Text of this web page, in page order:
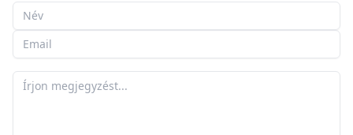
A neved
Az e-mailed
A megjegyzésed